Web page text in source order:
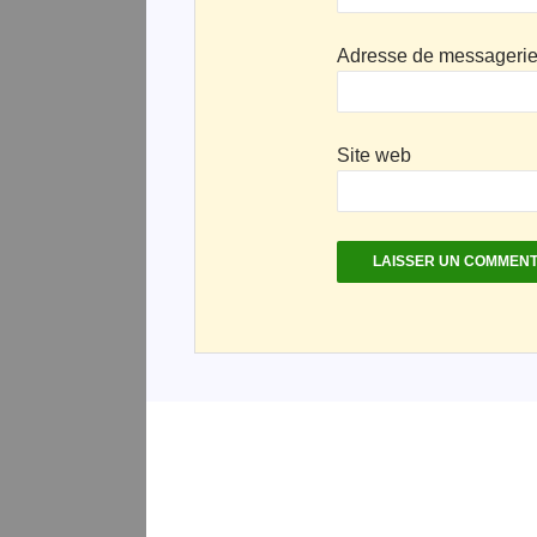
Adresse de
Site web